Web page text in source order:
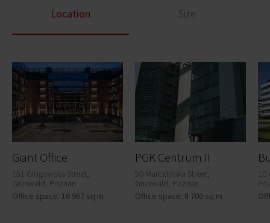
Location Size
Giant Office
151 Głogowska Street,
Grunwald, Poznan
Office space: 16 987 sq m
PGK Centrum II
90 Marcelińska Street,
Grunwald, Poznan
Office space: 8 700 sq m
10